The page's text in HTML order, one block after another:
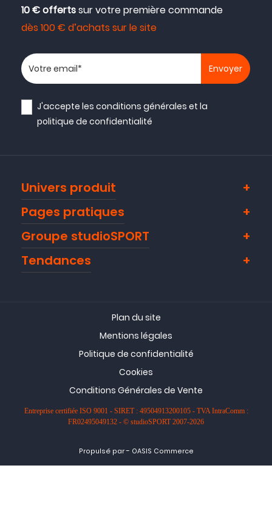
10 € offertssur votre première commande
dès 100 € d’achats sur le site
Votre adresse email
J'accepte lesconditions générales et la
politique de confidentialité
Univers produit
Pages pratiques
Groupe studioSPORT
Tendances
Plan du site
Mentions légales
Politique de confidentialité
Cookies
Conditions Générales de Vente
Entreprise certifiée ISO 9001 - SIRET : 49504913200105 - TVA IntraComm :
FR02495049132 - © studioSPORT 2007-2026
Propulsé par- OASIS Commerce